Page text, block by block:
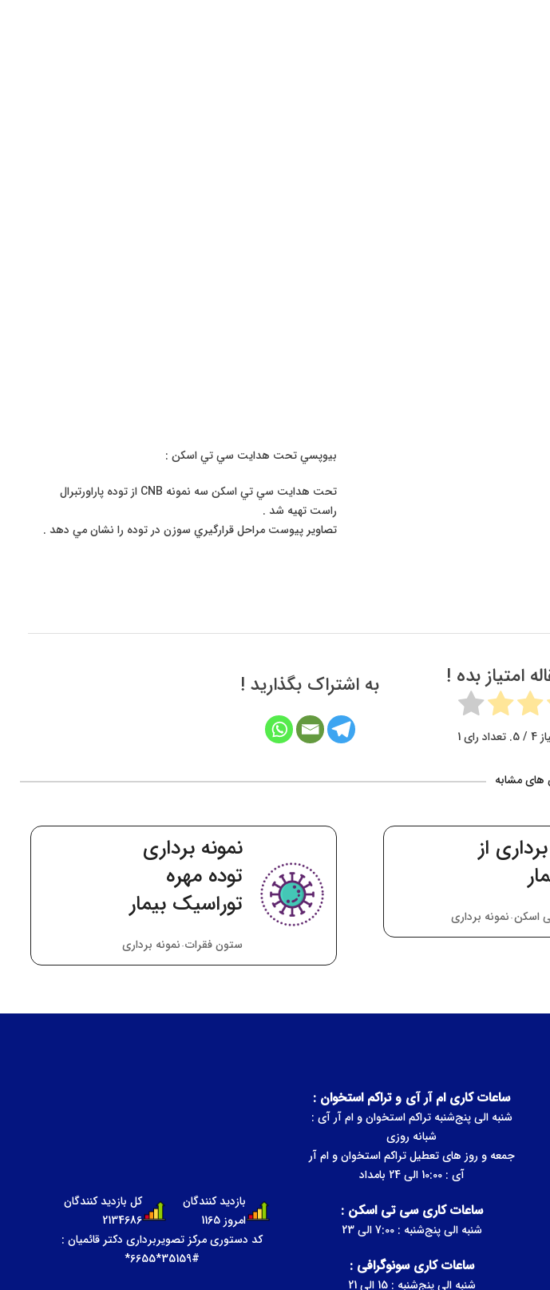
بيوپسي تحت هدايت سي تي اسکن :
تحت هدايت سي تي اسکن سه نمونه CNB از توده پاراورتبرال
راست تهيه شد .
تصاوير پيوست مراحل قرارگيري سوزن در توده را نشان مي دهد .
امتیاز بده !
4 / 5. تعداد رای 1
به اشتراک بگذارید !
های مشابه
نمونه برداری
مهره
بیمار
نمونه برداری
ندول اسپيکوله
بیمار
سی تی اسکن•نمونه برداری
ساعات کاری ام آر آی و تراکم استخوان :
شنبه الی پنج‌شنبه تراکم استخوان و ام آر آی :
شبانه روزی
جمعه و روز های تعطیل تراکم استخوان و ام آر
آی : 10:00 الی 24 بامداد
ساعات کاری سی تی اسکن :
شنبه الی پنج‌شنبه : 7:00 الی 23
ساعات کاری سونوگرافی :
شنبه الی پنج‌شنبه : 15 الی 21
بازدید کنندگان
امروز 1165
کل بازدید کنندگان
2134686
کد دستوری مرکز تصویربرداری دکتر قائمیان :
#35159*6655*